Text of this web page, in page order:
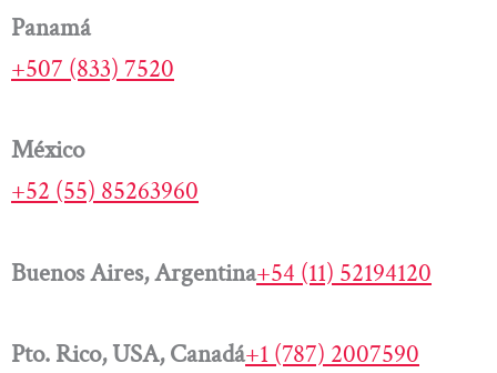
Panamá
+507 (833) 7520
México
+52 (55) 85263960
Buenos Aires, Argentina+54 (11) 52194120
Pto. Rico, USA, Canadá+1 (787) 2007590